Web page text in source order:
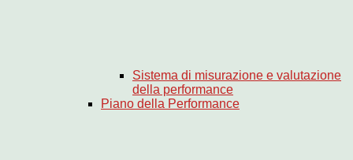
Sistema di misurazione e valutazione
della performance
Piano della Performance